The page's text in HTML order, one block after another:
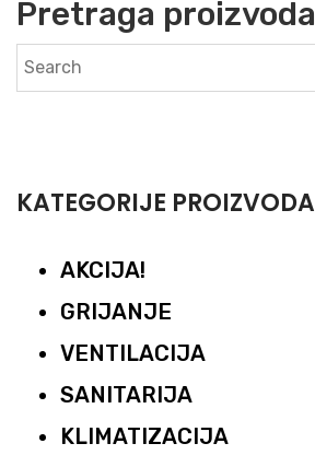
Pretraga proizvoda
KATEGORIJE PROIZVODA
AKCIJA!
GRIJANJE
VENTILACIJA
SANITARIJA
KLIMATIZACIJA